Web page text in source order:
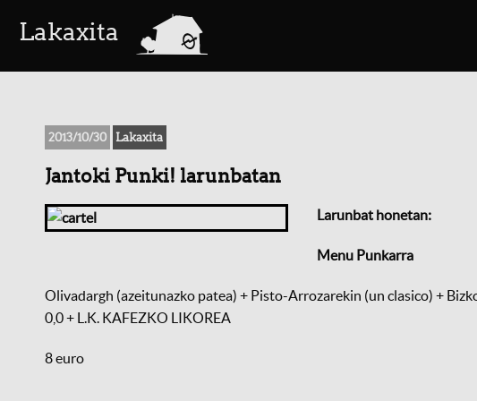
Lakaxita
2013/10/30 Lakaxita
Jantoki Punki! larunbatan
Larunbat honetan:
Menu Punkarra
Olivadargh (azeitunazko patea) + Pisto-Arrozarekin (un clasico) +
0,0+ L.K. KAFEZKO LIKOREA
8 euro